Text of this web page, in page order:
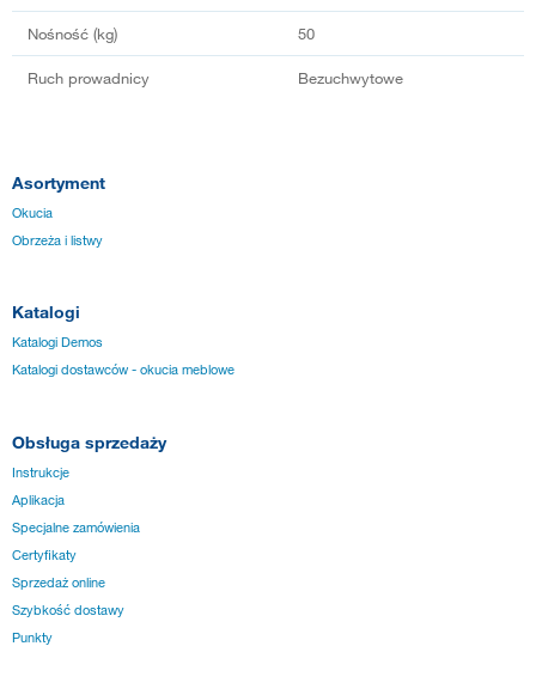
Nośność (kg) 50
Ruch prowadnicy Bezuchwytowe
Asortyment
Okucia
Obrzeża i listwy
Katalogi
Katalogi Demos
Katalogi dostawców - okucia meblowe
Obsługa sprzedaży
Instrukcje
Aplikacja
Specjalne zamówienia
Certyfikaty
Sprzedaż online
Szybkość dostawy
Punkty